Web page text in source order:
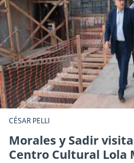
CÉSAR PELLI
Morales y Sadir
Centro Cultural Lola